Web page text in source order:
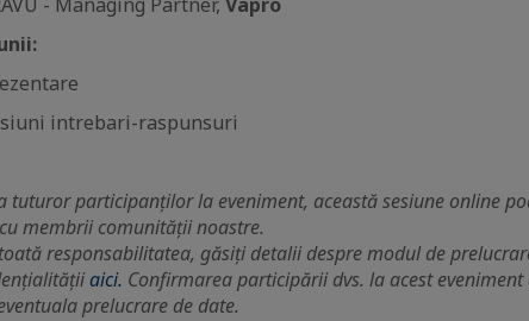
intrebari-raspunsuri
tuturor participanților la eveniment, această sesiune online
membrii comunității noastre.
responsabilitatea, găsiți detalii despre modul de
aici. Confirmarea participării dvs. la acest
prelucrare de date.